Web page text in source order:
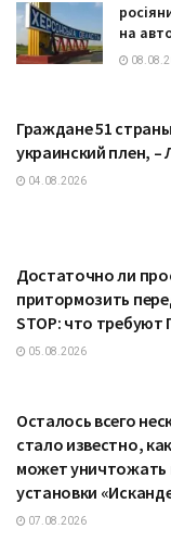
на
Граждане 51
украинский плен, –
04.08.2026
Достаточно ли
притормозить
STOP: что
05.08.2026
Осталось всего
стало известно,
может уничтожать
установки
07.08.2026